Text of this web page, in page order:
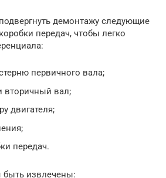
демонтажу следующие
передач, чтобы легко
первичного вала;
вторичный вал;
двигателя;
передач.
извлечены: